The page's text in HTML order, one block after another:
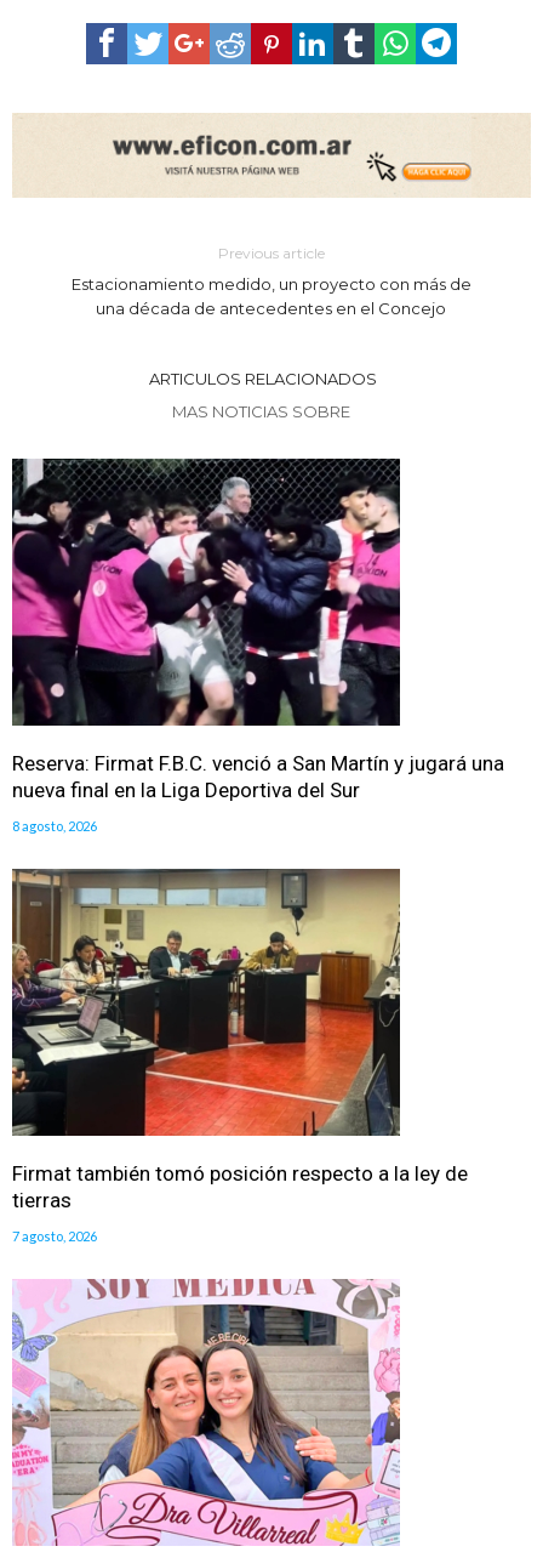
Previous article
Estacionamiento medido, un proyecto con más de
una década de antecedentes en el Concejo
ARTICULOS RELACIONADOS
MAS NOTICIAS SOBRE
Reserva: Firmat F.B.C. venció a San Martín y jugará una
nueva final en la Liga Deportiva del Sur
8 agosto, 2026
Firmat también tomó posición respecto a la ley de
tierras
7 agosto, 2026